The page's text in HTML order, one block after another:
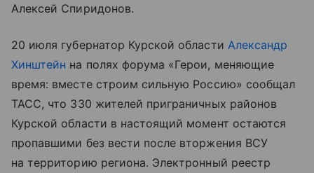
Алексей Спиридонов.
20 июля губернатор Курской области Александр
Хинштейн на полях форума «Герои, меняющие
время: вместе строим сильную Россию» сообщал
ТАСС, что 330 жителей приграничных районов
Курской области в настоящий момент остаются
пропавшими без вести после вторжения ВСУ
на территорию региона. Электронный реестр